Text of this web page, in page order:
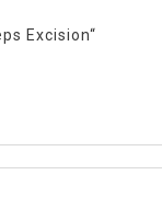
Excision“